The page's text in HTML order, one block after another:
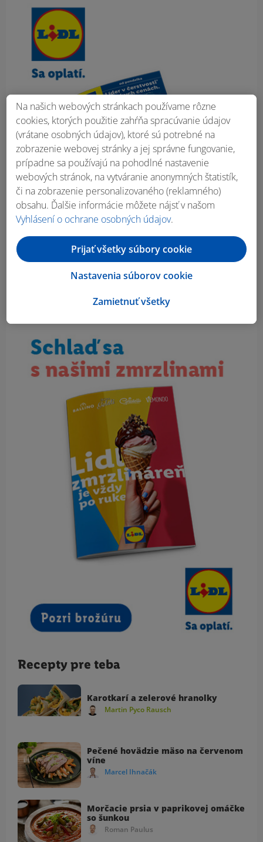
Recepty pre teba
Karotkarí a zelerové hranolky
Martin Pyco Rausch
Pečené hovädzie mäso na červenom
víne
Marcel Ihnačák
Morčacie prsia v paprikovej omáčke
so šunkou
Roman Paulus
Na našich webových stránkach používame rôzne
cookies, ktorých použitie zahŕňa spracúvanie údajov
(vrátane osobných údajov), ktoré sú potrebné na
zobrazenie webovej stránky a jej správne fungovanie,
prípadne sa používajú na pohodlné nastavenie
webových stránok, na vytváranie anonymných štatistík,
či na zobrazenie personalizovaného (reklamného)
obsahu. Ďalšie informácie môžete nájsť v našom
Vyhlásení o ochrane osobných údajov.
Zamietnuť všetky
Nastavenia súborov cookie
Prijať všetky súbory cookie